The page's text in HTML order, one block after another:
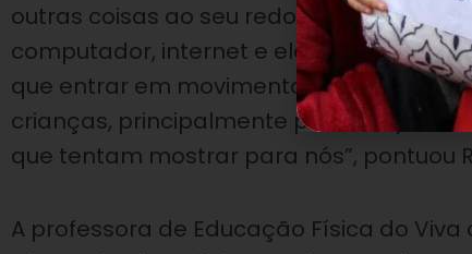
outras coisas ao seu redor. A gente vive
computador, internet e elas acabam se
que entrar em movimento. Eu gosto
crianças, principalmente para
que tentam mostrar para nós”, pontuou
A professora de Educação Física do